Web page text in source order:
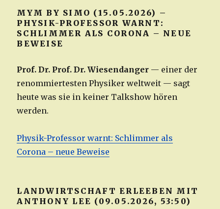
MYM BY SIMO (15.05.2026) –
PHYSIK-PROFESSOR WARNT:
SCHLIMMER ALS CORONA – NEUE
BEWEISE
Prof. Dr. Prof. Dr. Wiesendanger — einer der
renommiertesten Physiker weltweit — sagt
heute was sie in keiner Talkshow hören
werden.
Physik-Professor warnt: Schlimmer als
Corona – neue Beweise
LANDWIRTSCHAFT ERLEEBEN MIT
ANTHONY LEE (09.05.2026, 53:50)